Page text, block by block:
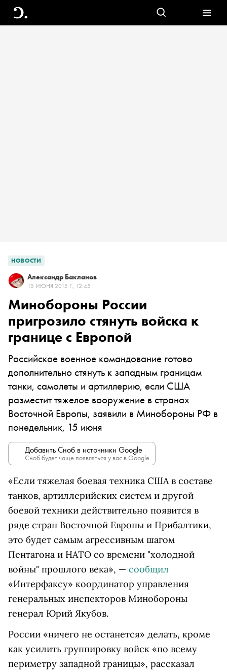
НОВОСТИ
Александр Бакланов
15 ИЮНЯ 2015 Г., 12:45
Минобороны России
пригрозило стянуть войска к
границе с Европой
Российское военное командование готово
дополнительно стянуть к западным границам
танки, самолеты и артиллерию, если США
разместит тяжелое вооружение в странах
Восточной Европы, заявили в Минобороны РФ в
понедельник, 15 июня
Добавить Сноб в источники Google
Сноб будет чаще появляться у вас в Google.
«Если тяжелая боевая техника США в составе
танков, артиллерийских систем и другой
боевой техники действительно появится в
ряде стран Восточной Европы и Прибалтики,
это будет самым агрессивным шагом
Пентагона и НАТО со времени "холодной
войны" прошлого века», — сообщил
«Интерфаксу» координатор управления
генеральных инспекторов Минобороны
генерал Юрий Якубов.
России «ничего не останется» делать, кроме
как усилить группировку войск «по всему
периметру западной границы», рассказал